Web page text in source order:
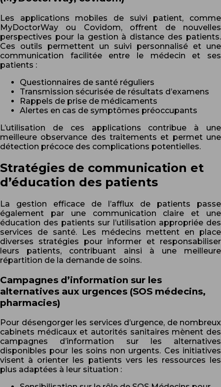
Les applications mobiles de suivi patient, comme
MyDoctorWay ou Covidom, offrent de nouvelles
perspectives pour la gestion à distance des patients.
Ces outils permettent un suivi personnalisé et une
communication facilitée entre le médecin et ses
patients :
Questionnaires de santé réguliers
Transmission sécurisée de résultats d’examens
Rappels de prise de médicaments
Alertes en cas de symptômes préoccupants
L’utilisation de ces applications contribue à une
meilleure observance des traitements et permet une
détection précoce des complications potentielles.
Stratégies de communication et
d’éducation des patients
La gestion efficace de l’afflux de patients passe
également par une communication claire et une
éducation des patients sur l’utilisation appropriée des
services de santé. Les médecins mettent en place
diverses stratégies pour informer et responsabiliser
leurs patients, contribuant ainsi à une meilleure
répartition de la demande de soins.
Campagnes d’information sur les
alternatives aux urgences (SOS médecins,
pharmacies)
Pour désengorger les services d’urgence, de nombreux
cabinets médicaux et autorités sanitaires mènent des
campagnes d’information sur les alternatives
disponibles pour les soins non urgents. Ces initiatives
visent à orienter les patients vers les ressources les
plus adaptées à leur situation :